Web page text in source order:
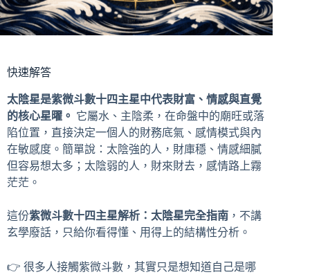
快速解答
太陰星是紫微斗數十四主星中代表財富、情感與直覺
的核心星曜。 它屬水、主陰柔，在命盤中的廟旺或落
陷位置，直接決定一個人的財務底氣、感情模式與內
在敏感度。簡單說：太陰強的人，財庫穩、情感細膩
但容易想太多；太陰弱的人，財來財去，感情路上霧
茫茫。
這份紫微斗數十四主星解析：太陰星完全指南 ，不講
玄學廢話，只給你看得懂、用得上的結構性分析。
👉 很多人接觸紫微斗數，其實只是想知道自己是哪